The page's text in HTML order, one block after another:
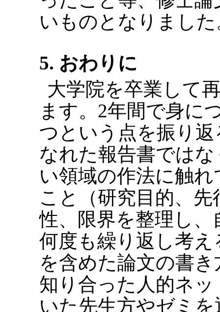
いものとなりました
5. おわりに
大学院を卒業して
ます。2年間で身に
つという点を振り
なれた報告書では
い領域の作法に触
こと（研究目的、
性、限界を整理し
何度も繰り返し考
を含めた論文の書
知り合った人的ネ
いた先生方やゼミ